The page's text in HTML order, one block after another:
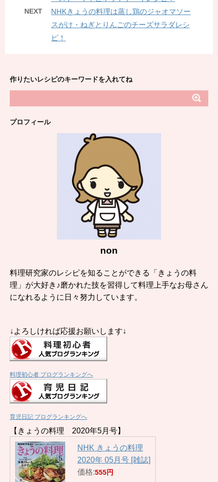
NEXT
NHKきょうの料理は蒸し鶏のジャオマソー
スがけ・ねぎとりんごのチーズサラダレシ
ピ！
作りたいレシピのキーワードを入れてね
プロフィール
non
料理研究家のレシピを知ることができる「きょうの料
理」が大好き♪磨かれた技を習得して料理上手なお母さん
になれるように日々努力しています。
↓よろしければ応援お願いします↓
料理初心者 ブログランキングへ
育児日記 ブログランキングへ
【きょうの料理 2020年5月号】
NHK きょうの料理
2020年 05月号 [雑誌]
価格:555円